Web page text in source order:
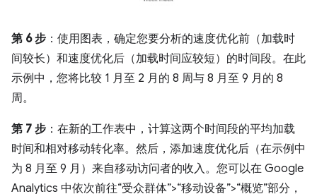
第 6 步 ：使用图表，确定您要分析的速度优化前（加载时
间较长）和速度优化后（加载时间应较短）的时间段。在此
示例中，您将比较 1 月至 2 月的 8 周与 8 月至 9 月的 8
周。
第 7 步 ：在新的工作表中，计算这两个时间段的平均加载
时间和相对移动转化率。然后，添加速度优化后（在示例中
为 8 月至 9 月）来自移动访问者的收入。您可以在 Google
Analytics 中依次前往“受众群体”>“移动设备”>“概览”部分，